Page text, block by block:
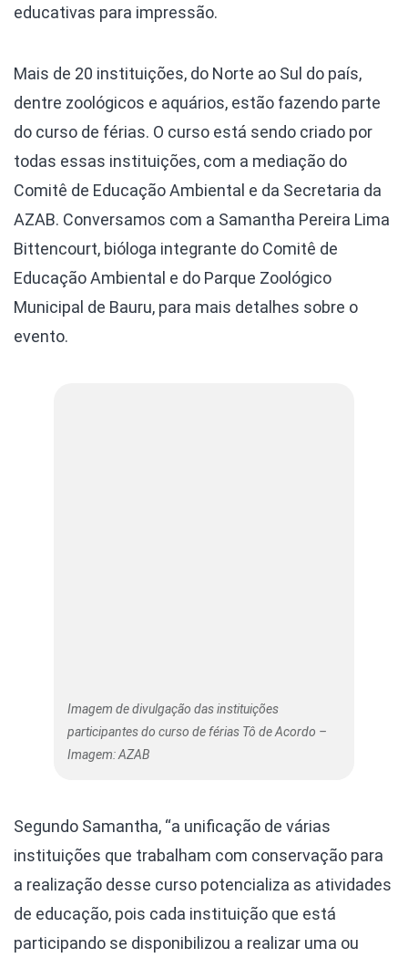
educativas para impressão.
Mais de 20 instituições, do Norte ao Sul do país,
dentre zoológicos e aquários, estão fazendo parte
do curso de férias. O curso está sendo criado por
todas essas instituições, com a mediação do
Comitê de Educação Ambiental e da Secretaria da
AZAB. Conversamos com a Samantha Pereira Lima
Bittencourt, bióloga integrante do Comitê de
Educação Ambiental e do Parque Zoológico
Municipal de Bauru, para mais detalhes sobre o
evento.
Imagem de divulgação das instituições
participantes do curso de férias Tô de Acordo –
Imagem: AZAB
Segundo Samantha, “a unificação de várias
instituições que trabalham com conservação para
a realização desse curso potencializa as atividades
de educação, pois cada instituição que está
participando se disponibilizou a realizar uma ou